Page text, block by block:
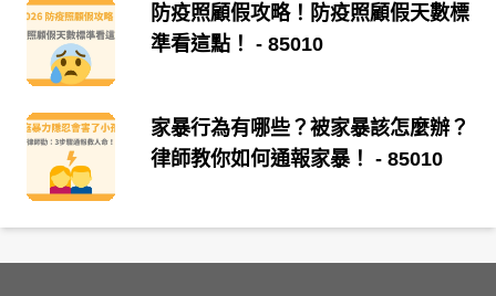
防疫照顧假攻略！防疫照顧假天數標
準看這點！ - 85010
家暴行為有哪些？被家暴該怎麼辦？
律師教你如何通報家暴！ - 85010